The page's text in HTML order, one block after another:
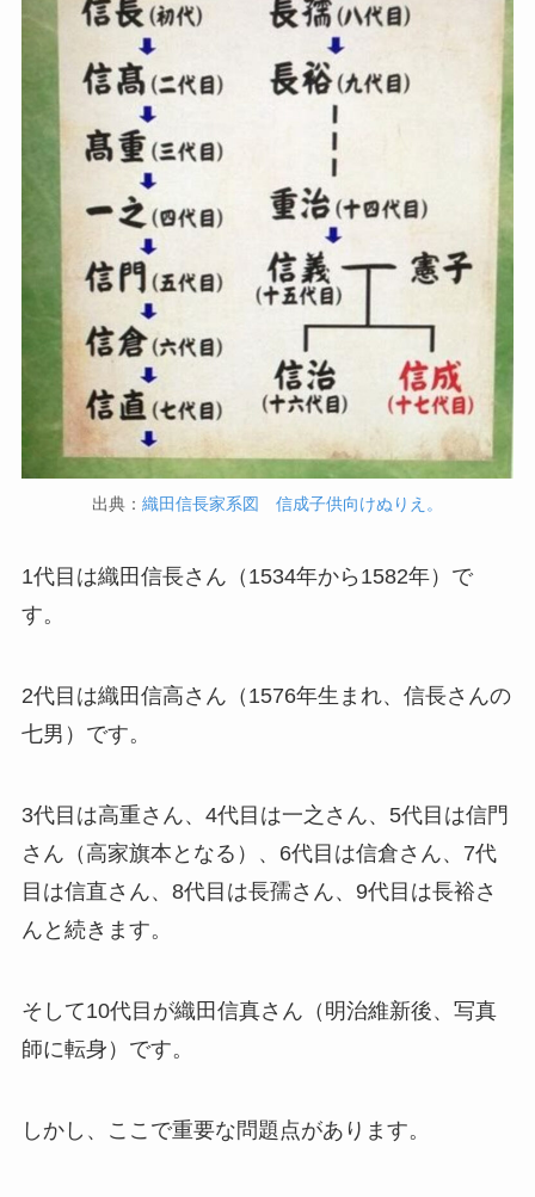
出典： 織田信長家系図 信成子供向けぬりえ。
1代目は織田信長さん（1534年から1582年）で
す。
2代目は織田信高さん（1576年生まれ、信長さんの
七男）です。
3代目は高重さん、4代目は一之さん、5代目は信門
さん（高家旗本となる）、6代目は信倉さん、7代
目は信直さん、8代目は長孺さん、9代目は長裕さ
んと続きます。
そして10代目が織田信真さん（明治維新後、写真
師に転身）です。
しかし、ここで重要な問題点があります。